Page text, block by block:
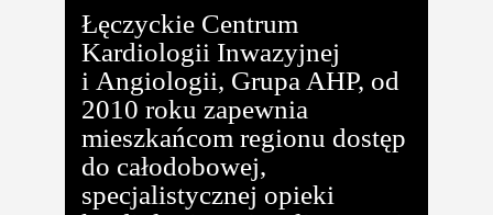
Łęczyckie Centrum
Kardiologii Inwazyjnej
i Angiologii, Grupa AHP, od
2010 roku zapewnia
mieszkańcom regionu dostęp
do całodobowej,
specjalistycznej opieki